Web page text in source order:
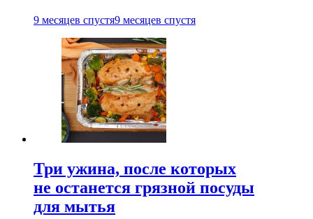
9 месяцев спустя9 месяцев спустя
Три ужина, после которых
не останется грязной посуды
для мытья